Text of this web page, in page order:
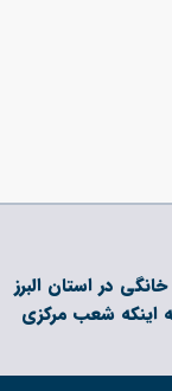
لوازم خانگی در استان البرز
اینکه شعب مرکزی